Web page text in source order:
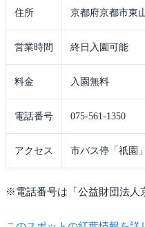
住所 京都府京都市東
営業時間 終日入園可能
料金 入園無料
電話番号 075-561-1350
アクセス 市バス停「祇園
※電話番号は「公益財団法人